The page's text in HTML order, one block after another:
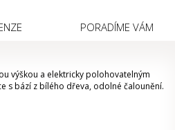
PORADÍME VÁM
výškou a elektricky polohovatelným
s bází z bílého dřeva, odolné čalounění.